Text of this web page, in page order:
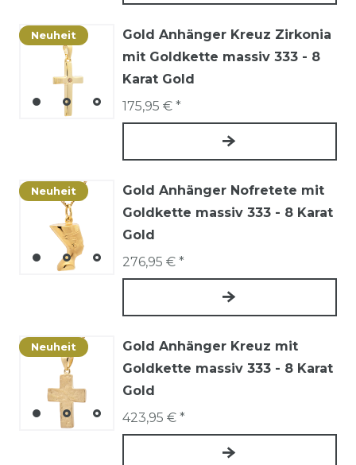
Neuheit
Gold Anhänger Kreuz Zirkonia
mit Goldkette massiv 333 - 8
Karat Gold
175,95 € *
Neuheit
Gold Anhänger Nofretete mit
Goldkette massiv 333 - 8 Karat
Gold
276,95 € *
Neuheit
Gold Anhänger Kreuz mit
Goldkette massiv 333 - 8 Karat
Gold
423,95 € *